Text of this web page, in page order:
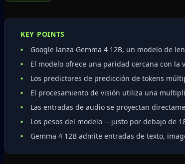
KEY POINTS
Google lanza Gemma 4 12B, un modelo de
El modelo ofrece una paridad cercana con
Los predictores de predicción de tokens
El procesamiento de visión utiliza una
Las entradas de audio se proyectan
Los pesos del modelo —justo por debajo de
Gemma 4 12B admite entradas de texto,